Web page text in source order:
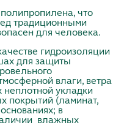
что
традиционными
для человека.
гидроизоляции
для защиты
влаги, ветра
укладки
покрытий (ламинат,
в
влажных